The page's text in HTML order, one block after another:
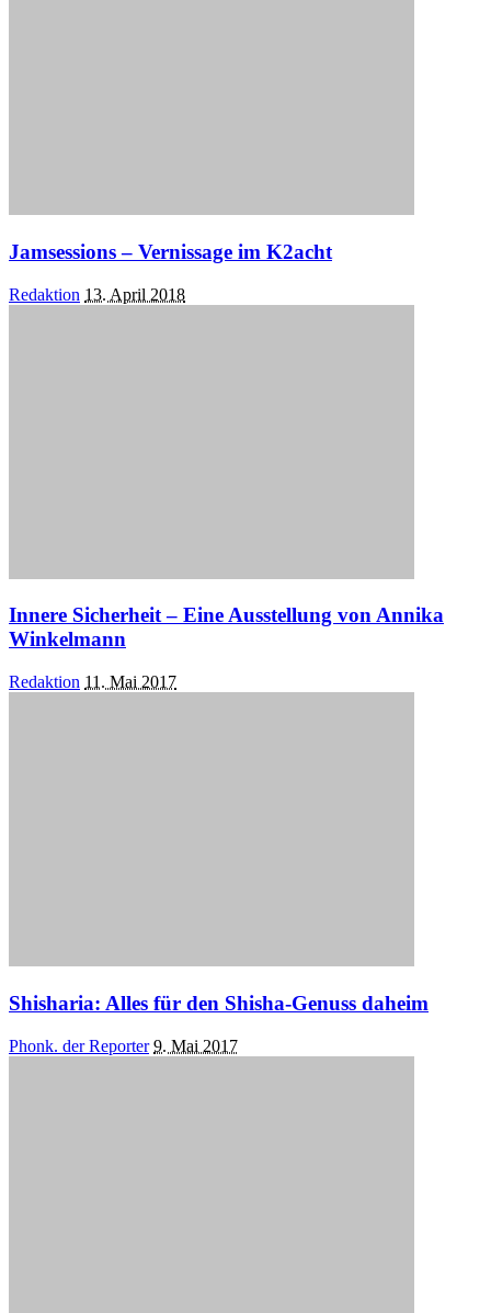
Jamsessions – Vernissage im K2acht
Posted
Redaktion 13. April 2018
Innere Sicherheit – Eine Ausstellung von Annika
Winkelmann
Posted
Redaktion 11. Mai 2017
Shisharia: Alles für den Shisha-Genuss daheim
Posted
Phonk. der Reporter 9. Mai 2017